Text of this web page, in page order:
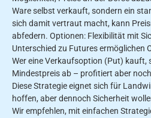
Ware selbst verkauft, sondern ein
sich damit vertraut macht, kann
abfedern. Optionen: Flexibilität mit
Unterschied zu Futures ermöglichen
Wer eine Verkaufsoption (Put) kauft,
Mindestpreis ab – profitiert aber
Diese Strategie eignet sich für
hoffen, aber dennoch Sicherheit
Wir empfehlen, mit einfachen